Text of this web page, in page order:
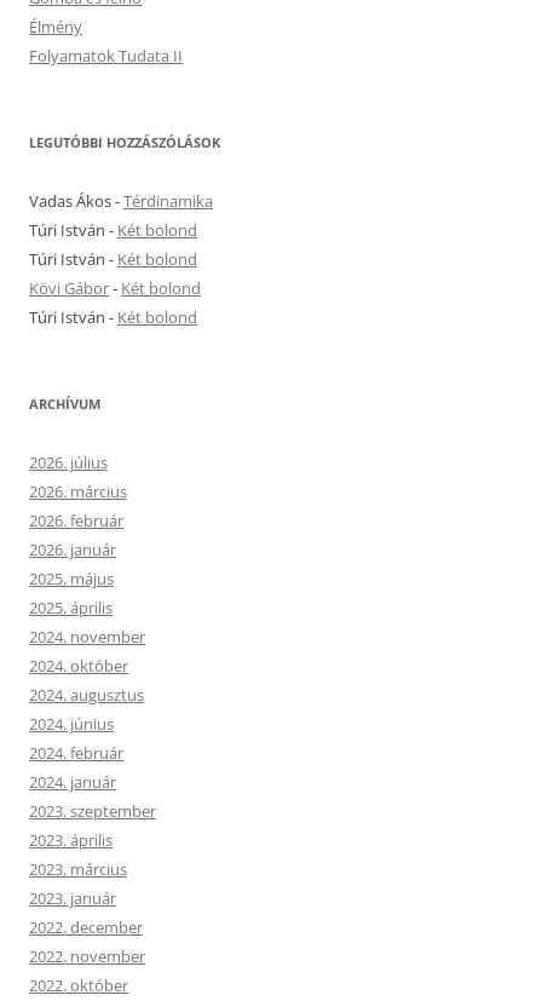
Élmény
Folyamatok Tudata II
LEGUTÓBBI HOZZÁSZÓLÁSOK
Vadas Ákos-Térdinamika
Túri István - Két bolond
Túri István - Két bolond
Kövi Gábor- Két bolond
Túri István - Két bolond
ARCHÍVUM
2026. július
2026. március
2026. február
2026. január
2025. május
2025. április
2024. november
2024. október
2024. augusztus
2024. június
2024. február
2024. január
2023. szeptember
2023. április
2023. március
2023. január
2022. december
2022. november
2022. október